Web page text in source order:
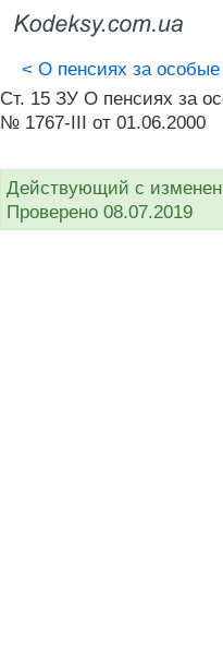
< О пенсиях за особые
Ст. 15 ЗУ О пенсиях за
№ 1767-III от 01.06.2000
Действующий с
Проверено 08.07.2019